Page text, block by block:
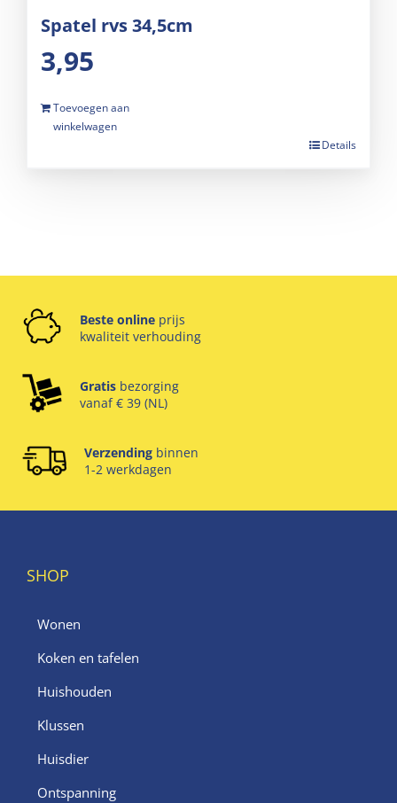
Spatel rvs 34,5cm
3,95
Toevoegen aan
winkelwagen
Details
Beste online prijs
kwaliteit verhouding
Gratis bezorging
vanaf € 39 (NL)
Verzending binnen
1-2 werkdagen
SHOP
Wonen
Koken en tafelen
Huishouden
Klussen
Huisdier
Ontspanning